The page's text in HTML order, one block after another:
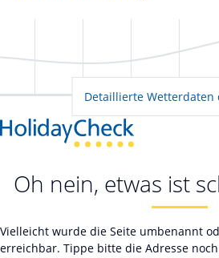
Detaillierte Wetterdaten
Oh nein, etwas ist
Vielleicht wurde die Seite umbenannt
erreichbar. Tippe bitte die Adresse